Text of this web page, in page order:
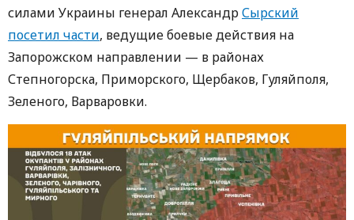
силами Украины генерал АлександрСырский
посетил части, ведущие боевые действия на
Запорожском направлении — в районах
Степногорска, Приморского, Щербаков, Гуляйполя,
Зеленого, Варваровки.